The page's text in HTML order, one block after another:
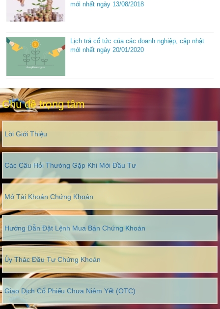
mới nhất ngày 13/08/2018
Lịch trả cổ tức của các doanh nghiệp, cập nhật
mới nhất ngày 20/01/2020
Chủ đề trọng tâm
Lời Giới Thiệu
Các Câu Hỏi Thường Gặp Khi Mới Đầu Tư
Mở Tài Khoản Chứng Khoán
Hướng Dẫn Đặt Lệnh Mua Bán Chứng Khoán
Ủy Thác Đầu Tư Chứng Khoán
Giao Dịch Cổ Phiếu Chưa Niêm Yết (OTC)